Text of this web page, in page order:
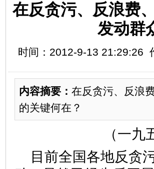
在反贪污、反浪费
发动群
时间：2012-9-13 21:29:26
内容摘要： 在反贪污、反浪
的关键何在？
（一
目前全国各地反贪